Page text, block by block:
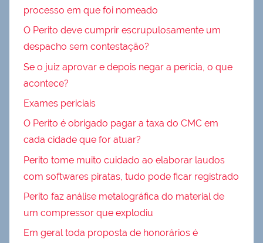
processo em que foi nomeado
O Perito deve cumprir escrupulosamente um
despacho sem contestação?
Se o juiz aprovar e depois negar a perícia, o que
acontece?
Exames periciais
O Perito é obrigado pagar a taxa do CMC em
cada cidade que for atuar?
Perito tome muito cuidado ao elaborar laudos
com softwares piratas, tudo pode ficar registrado
Perito faz análise metalográfica do material de
um compressor que explodiu
Em geral toda proposta de honorários é